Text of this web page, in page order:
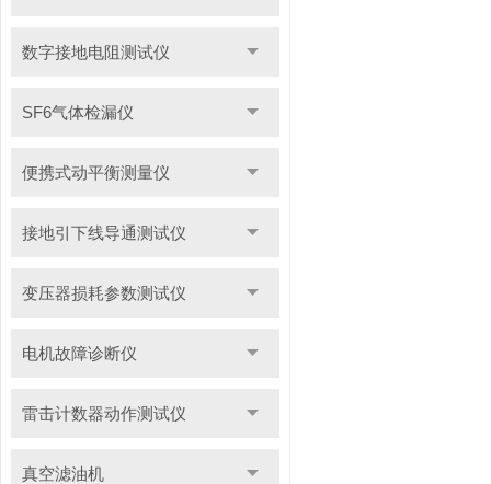
数字接地电阻测试仪
SF6气体检漏仪
便携式动平衡测量仪
接地引下线导通测试仪
变压器损耗参数测试仪
电机故障诊断仪
雷击计数器动作测试仪
真空滤油机